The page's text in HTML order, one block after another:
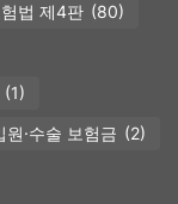
험법 제4판 (80)
(1)
원·수술 보험금 (2)